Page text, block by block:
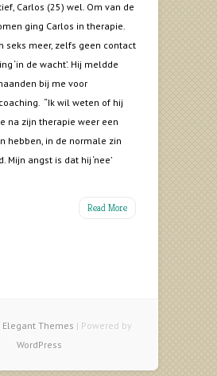
Carlos (25) wel. Om van de
ging Carlos in therapie.
seks meer, zelfs geen contact
‘in de wacht’. Hij meldde
bij me voor
“Ik wil weten of hij
na zijn therapie weer een
hebben, in de normale zin
Mijn angst is dat hij ‘nee’
Read More
Elegant Themes | Powered by
WordPress